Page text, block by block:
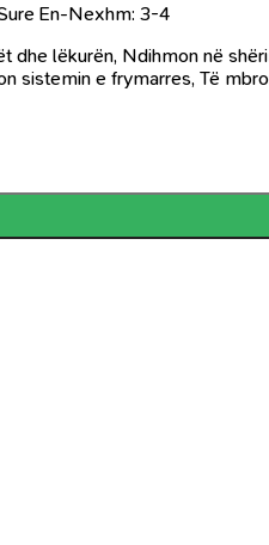
En-Nexhm: 3-4
lëkurën, Ndihmon në
sistemin e frymarres, Të